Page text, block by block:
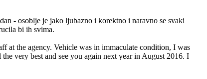
- osoblje je jako ljubazno i korektno i naravno se svaki
bi ih svima.
at the agency. Vehicle was in immaculate condition, I was
very best and see you again next year in August 2016. I